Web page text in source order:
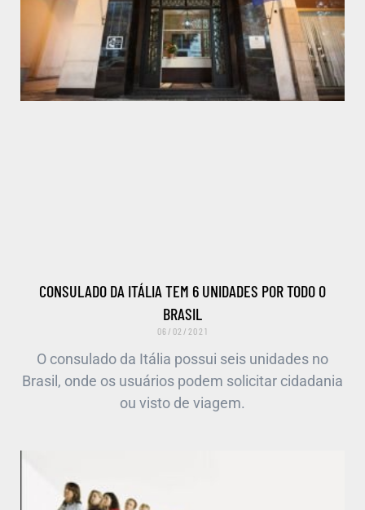
CONSULADO DA ITÁLIA TEM 6 UNIDADES POR TODO O
BRASIL
06/02/2021
O consulado da Itália possui seis unidades no
Brasil, onde os usuários podem solicitar cidadania
ou visto de viagem.